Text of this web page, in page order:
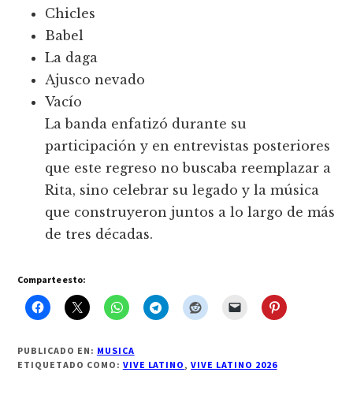
Chicles
Babel
La daga
Ajusco nevado
Vacío
La banda enfatizó durante su
participación y en entrevistas posteriores
que este regreso no buscaba reemplazar a
Rita, sino celebrar su legado y la música
que construyeron juntos a lo largo de más
de tres décadas.
Comparte esto:
PUBLICADO EN: MUSICA
ETIQUETADO COMO: VIVE LATINO ,VIVE LATINO 2026